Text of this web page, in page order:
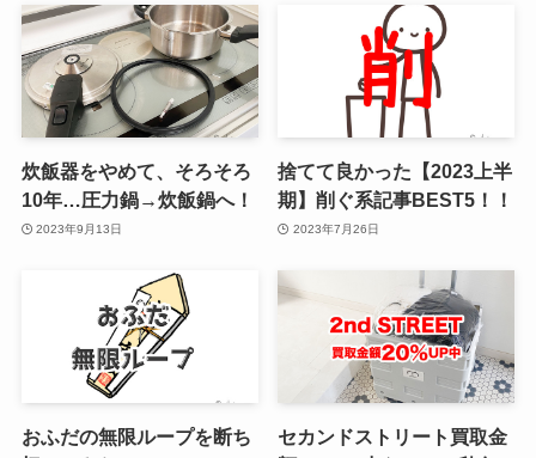
炊飯器をやめて、そろそろ
10年…圧力鍋→炊飯鍋へ！
2023年9月13日
捨てて良かった【2023上半
期】削ぐ系記事BEST5！！
2023年7月26日
おふだの無限ループを断ち
セカンドストリート買取金